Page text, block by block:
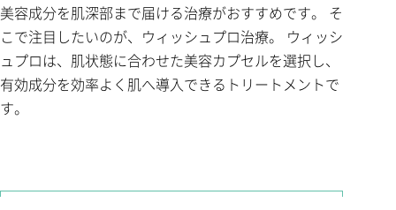
美容成分を肌深部まで届ける治療がおすすめです。 そ
こで注目したいのが、ウィッシュプロ治療。 ウィッシ
ュプロは、肌状態に合わせた美容カプセルを選択し、
有効成分を効率よく肌へ導入できるトリートメントで
す。